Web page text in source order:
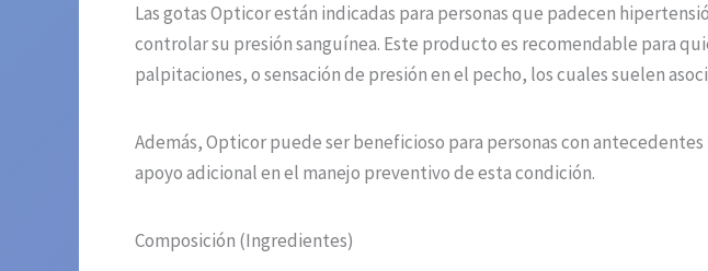
Las gotas Opticor están indicadas para personas que padecen
controlar su presión sanguínea. Este producto es recomendable para
palpitaciones, o sensación de presión en el pecho, los cuales suelen
Además, Opticor puede ser beneficioso para personas con
apoyo adicional en el manejo preventivo de esta condición.
Composición (Ingredientes)